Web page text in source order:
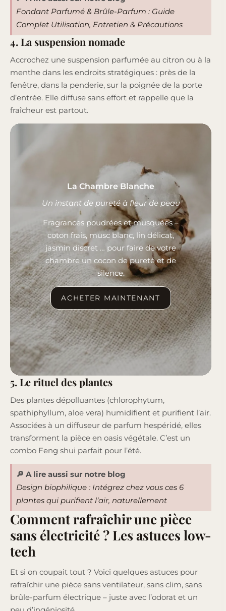
Fondant Parfumé & Brûle-Parfum : Guide
Complet Utilisation, Entretien & Précautions
4. La suspension nomade
Accrochez une suspension parfumée au citron ou à la
menthe dans les endroits stratégiques : près de la
fenêtre, dans la penderie, sur la poignée de la porte
d’entrée. Elle diffuse sans effort et rappelle que la
fraîcheur est partout.
La Chambre Blanche
Un instant de pureté à fleur de peau
Fragrances poudrées et musquées –
coton frais, musc blanc, lin délicat,
jasmin discret … pour faire de votre
chambre un cocon de pureté et de
silence.
ACHETER MAINTENANT
5. Le rituel des plantes
Des plantes dépolluantes (chlorophytum,
spathiphyllum, aloe vera) humidifient et purifient l’air.
Associées à un diffuseur de parfum hespéridé, elles
transforment la pièce en oasis végétale. C’est un
combo Feng shui parfait pour l’été.
🔎 A lire aussi sur notre blog
Design biophilique : Intégrez chez vous ces 6
plantes qui purifient l’air, naturellement
Comment rafraîchir une pièce
sans électricité ? Les astuces low-
tech
Et si on coupait tout ? Voici quelques astuces pour
rafraîchir une pièce sans ventilateur, sans clim, sans
brûle-parfum électrique – juste avec l’odorat et un